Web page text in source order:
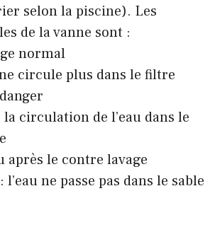
selon la piscine). Les
de la vanne sont :
normal
circule plus dans le filtre
circulation de l’eau dans le
après le contre lavage
ne passe pas dans le sable